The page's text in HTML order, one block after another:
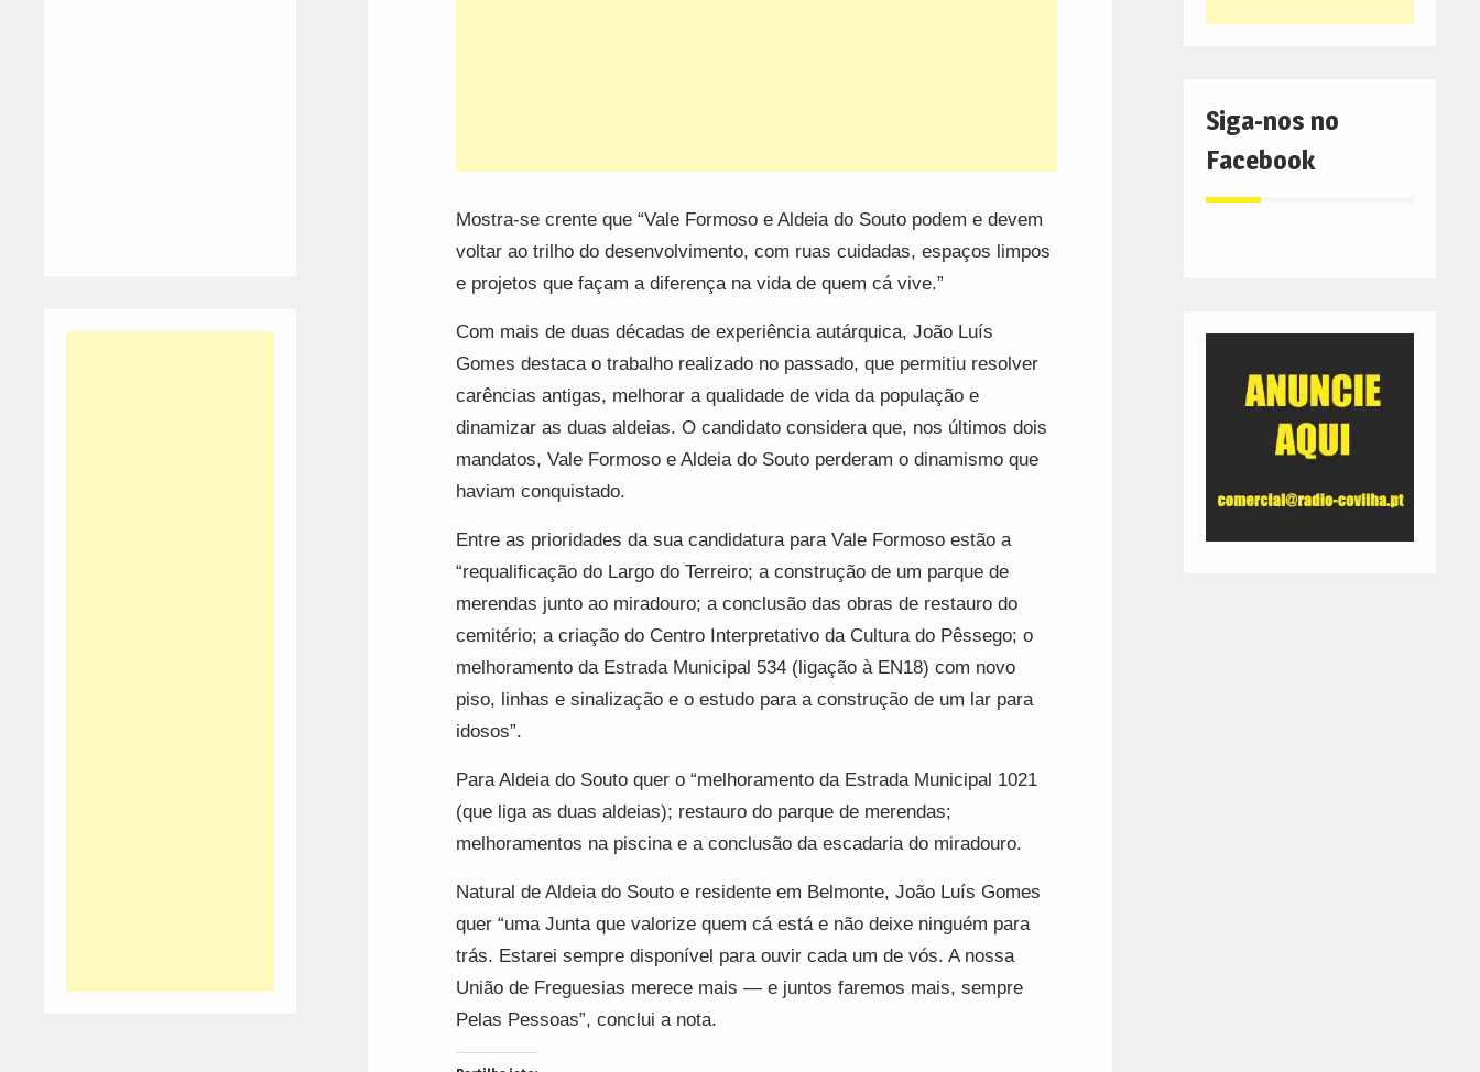
Mostra-se crente que “Vale Formoso e Aldeia do Souto podem e devem
voltar ao trilho do desenvolvimento, com ruas cuidadas, espaços limpos
e projetos que façam a diferença na vida de quem cá vive.”
Com mais de duas décadas de experiência autárquica, João Luís
Gomes destaca o trabalho realizado no passado, que permitiu resolver
carências antigas, melhorar a qualidade de vida da população e
dinamizar as duas aldeias. O candidato considera que, nos últimos dois
mandatos, Vale Formoso e Aldeia do Souto perderam o dinamismo que
haviam conquistado.
Entre as prioridades da sua candidatura para Vale Formoso estão a
“requalificação do Largo do Terreiro; a construção de um parque de
merendas junto ao miradouro; a conclusão das obras de restauro do
cemitério; a criação do Centro Interpretativo da Cultura do Pêssego; o
melhoramento da Estrada Municipal 534 (ligação à EN18) com novo
piso, linhas e sinalização e o estudo para a construção de um lar para
idosos”.
Para Aldeia do Souto quer o “melhoramento da Estrada Municipal 1021
(que liga as duas aldeias); restauro do parque de merendas;
melhoramentos na piscina e a conclusão da escadaria do miradouro.
Natural de Aldeia do Souto e residente em Belmonte, João Luís Gomes
quer “uma Junta que valorize quem cá está e não deixe ninguém para
trás. Estarei sempre disponível para ouvir cada um de vós. A nossa
União de Freguesias merece mais — e juntos faremos mais, sempre
Pelas Pessoas”, conclui a nota.
Siga-nos no
Facebook